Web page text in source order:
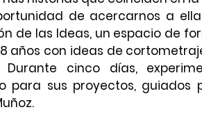
de acercarnos a
de las Ideas, un espacio de
años con ideas de
Durante cinco días,
para sus proyectos, guiados